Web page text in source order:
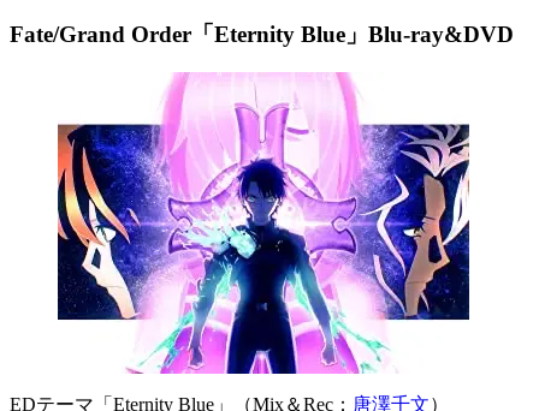
Fate/Grand Order「Eternity Blue」Blu-ray&DVD
EDテーマ「Eternity Blue」（Mix＆Rec： 唐澤千文）